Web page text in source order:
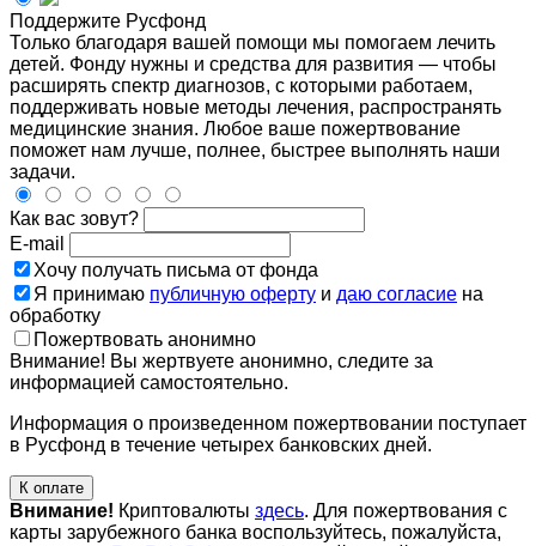
Поддержите Русфонд
Только благодаря вашей помощи мы помогаем лечить
детей. Фонду нужны и средства для развития — чтобы
расширять спектр диагнозов, с которыми работаем,
поддерживать новые методы лечения, распространять
медицинские знания. Любое ваше пожертвование
поможет нам лучше, полнее, быстрее выполнять наши
задачи.
Как вас зовут?
E-mail
Хочу получать письма от фонда
Я принимаю публичную оферту и даю согласие на
обработку
Пожертвовать анонимно
Внимание! Вы жертвуете анонимно, следите за
информацией самостоятельно.
Информация о произведенном пожертвовании поступает
в Русфонд в течение четырех банковских дней.
К оплате
Внимание! Криптовалюты здесь. Для пожертвования с
карты зарубежного банка воспользуйтесь, пожалуйста,